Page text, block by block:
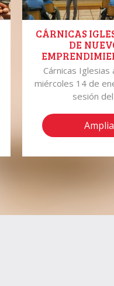
CÁRNICAS
DE
ALUMNOS DE
CALASANZ DE
Cárnicas
miércoles 14 de
sesión